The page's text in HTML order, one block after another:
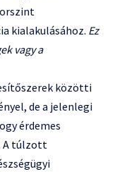
kialakulásához. Ez
vagy a
közötti
de a jelenlegi
érdemes
A túlzott